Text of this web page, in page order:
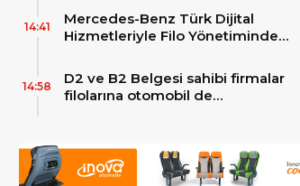
zirvesindeki 2 adet yepyeni MAN
Skyliner ile güçlendirdi!
Mercedes-Benz Türk Dijital
Hizmetleriyle Filo Yönetiminde
14:41
D2 ve B2 Belgesi sahibi firmalar
filolarına otomobil de
14:58